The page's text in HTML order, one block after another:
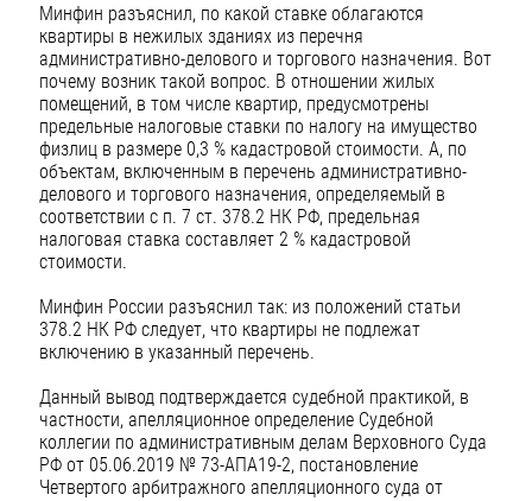
Минфин разъяснил, по какой ставке облагаются
квартиры в нежилых зданиях из перечня
административно-делового и торгового назначения. Вот
почему возник такой вопрос. В отношении жилых
помещений, в том числе квартир, предусмотрены
предельные налоговые ставки по налогу на имущество
физлиц в размере 0,3 % кадастровой стоимости. А, по
объектам, включенным в перечень административно-
делового и торгового назначения, определяемый в
соответствии с п. 7 ст. 378.2 НК РФ, предельная
налоговая ставка составляет 2 % кадастровой
стоимости.
Минфин России разъяснил так: из положений статьи
378.2 НК РФ следует, что квартиры не подлежат
включению в указанный перечень.
Данный вывод подтверждается судебной практикой, в
частности, апелляционное определение Судебной
коллегии по административным делам Верховного Суда
РФ от 05.06.2019 № 73-АПА19-2, постановление
Четвертого арбитражного апелляционного суда от